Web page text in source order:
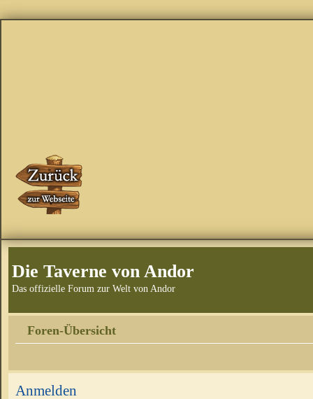
Die Taverne von Andor
Das offizielle Forum zur Welt von Andor
Foren-Übersicht
Anmelden